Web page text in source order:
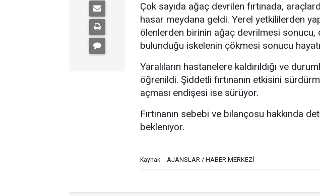
Çok sayıda ağaç devrilen fırtınada,
hasar meydana geldi. Yerel yetkililerden
ölenlerden birinin ağaç devrilmesi sonucu,
bulunduğu iskelenin çökmesi sonucu
Yaralıların hastanelere kaldırıldığı ve
öğrenildi. Şiddetli fırtınanın etkisini
açması endişesi ise sürüyor.
Fırtınanın sebebi ve bilançosu hakkında
bekleniyor.
Kaynak: AJANSLAR / HABER MERKEZİ